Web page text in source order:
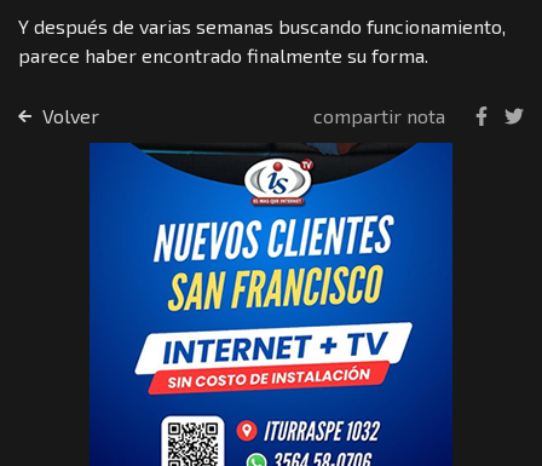
Y después de varias semanas buscando funcionamiento,
parece haber encontrado finalmente su forma.
Volver compartir nota